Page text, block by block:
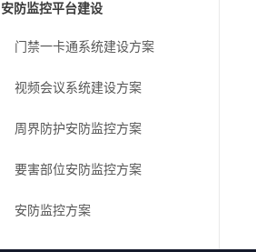
安防监控平台建设
门禁一卡通系统建设方案
视频会议系统建设方案
周界防护安防监控方案
要害部位安防监控方案
安防监控方案